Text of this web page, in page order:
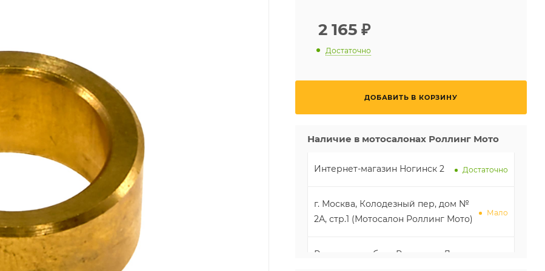
2 165 ₽
Достаточно
ДОБАВИТЬ В КОРЗИНУ
Наличие в мотосалонах Роллинг Мото
Интернет-магазин Ногинск 2 Достаточно
г. Москва, Колодезный пер, дом №
2А, стр.1 (Мотосалон Роллинг Мото)
Мало
Ростовская обл, г. Ростов-на-Дону,